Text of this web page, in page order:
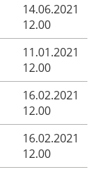
14.06.2021
12.00
11.01.2021
12.00
16.02.2021
12.00
16.02.2021
12.00